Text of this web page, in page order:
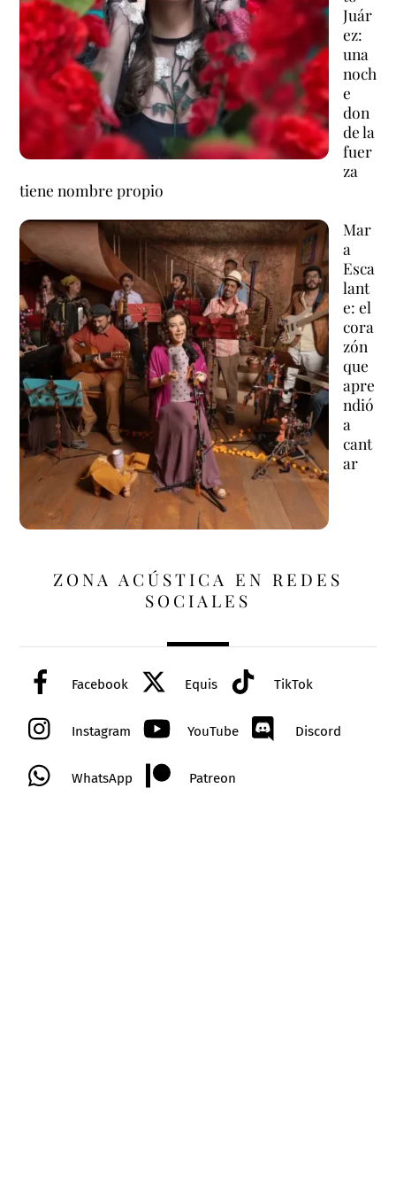
Juár
ez:
una
noch
e
don
de la
fuer
za
tiene nombre propio
Mar
a
Esca
lant
e: el
cora
zón
que
apre
ndió
a
cant
ar
ZONA ACÚSTICA EN REDES
SOCIALES
Facebook Equis TikTok
Instagram YouTube Discord
WhatsApp Patreon